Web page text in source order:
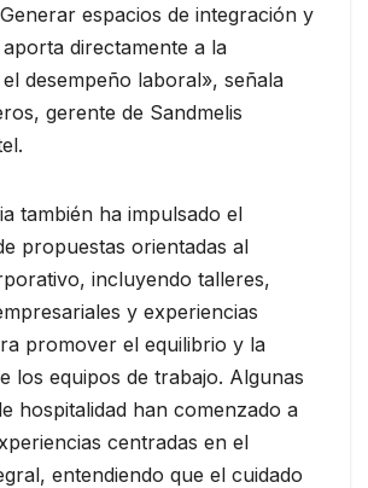
espacios de integración y
directamente a la
desempeño laboral», señala
gerente de Sandmelis
también ha impulsado el
propuestas orientadas al
incluyendo talleres,
y experiencias
promover el equilibrio y la
los equipos de trabajo. Algunas
hospitalidad han comenzado a
centradas en el
entendiendo que el cuidado